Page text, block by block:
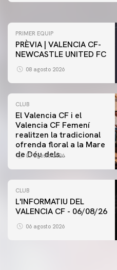
PRIMER EQUIP
PRÈVIA | VALENCIA CF-
NEWCASTLE UNITED FC
08 agosto 2026
CLUB
El Valencia CF i el
Valencia CF Femení
realitzen la tradicional
ofrenda floral a la Mare
de Déu dels
07 agosto 2026
CLUB
L'INFORMATIU DEL
VALENCIA CF - 06/08/26
06 agosto 2026